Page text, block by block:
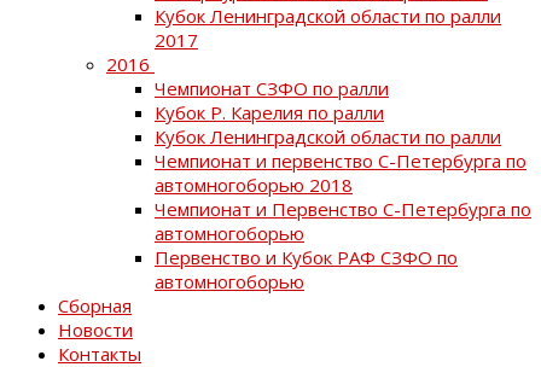
Кубок Ленинградской области по ралли
2017
2016
Чемпионат СЗФО по ралли
Кубок Р. Карелия по ралли
Кубок Ленинградской области по ралли
Чемпионат и первенство С-Петербурга по
автомногоборью 2018
Чемпионат и Первенство С-Петербурга по
автомногоборью
Первенство и Кубок РАФ СЗФО по
автомногоборью
Сборная
Новости
Контакты